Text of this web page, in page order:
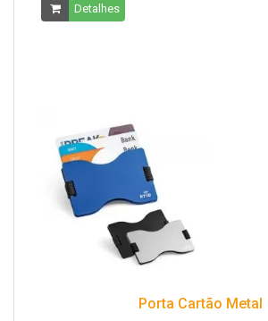
Detalhes
Porta Cartão Metal